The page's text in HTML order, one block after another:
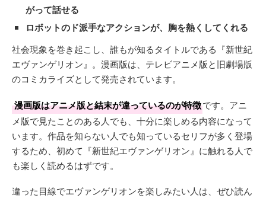
がって話せる
ロボットのド派手なアクションが、胸を熱くしてくれる
社会現象を巻き起こし、誰もが知るタイトルである『新世紀
エヴァンゲリオン』。漫画版は、テレビアニメ版と旧劇場版
のコミカライズとして発売されています。
漫画版はアニメ版と結末が違っているのが特徴です。アニ
メ版で見たことのある人でも、十分に楽しめる内容になって
います。作品を知らない人でも知っているセリフが多く登場
するため、初めて『新世紀エヴァンゲリオン』に触れる人で
も楽しく読めるはずです。
違った目線でエヴァンゲリオンを楽しみたい人は、ぜひ読ん